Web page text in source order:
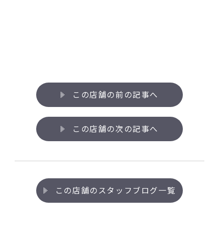
この店舗の前の記事へ
この店舗の次の記事へ
この店舗のスタッフブログ一覧